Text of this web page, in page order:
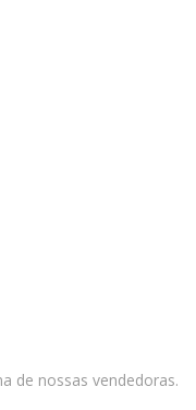
de nossas vendedoras.